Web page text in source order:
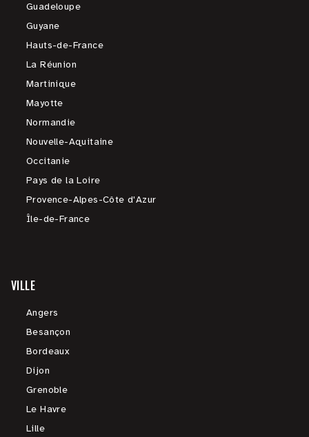
Guadeloupe
Guyane
Hauts-de-France
La Réunion
Martinique
Mayotte
Normandie
Nouvelle-Aquitaine
Occitanie
Pays de la Loire
Provence-Alpes-Côte d'Azur
Île-de-France
VILLE
Angers
Besançon
Bordeaux
Dijon
Grenoble
Le Havre
Lille